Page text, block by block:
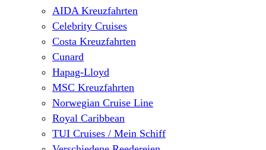
AIDA Kreuzfahrten
Celebrity Cruises
Costa Kreuzfahrten
Cunard
Hapag-Lloyd
MSC Kreuzfahrten
Norwegian Cruise Line
Royal Caribbean
TUI Cruises / Mein Schiff